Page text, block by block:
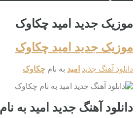
موزیک جدید امید چکاوک
موزیک جدید امید چکاوک
دانلود آهنگ جدید امید به نام چکاوک
دانلود آهنگ جدید امید به